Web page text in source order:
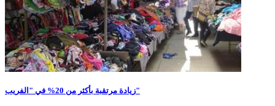
زيادة مرتقبة بأكثر من 20% في "الفريب"